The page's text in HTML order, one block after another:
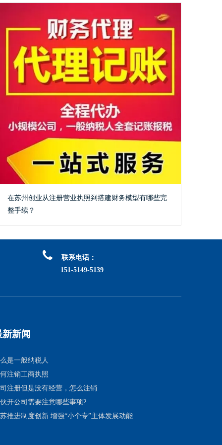
在苏州创业从注册营业执照到搭建财务模型有哪些完
整手续？

联系电话：
151-5149-5139
新新闻
是一般纳税人
注销工商执照
注册但是没有经营，怎么注销
开公司需要注意哪些事项?
推进制度创新 增强“小个专”主体发展动能